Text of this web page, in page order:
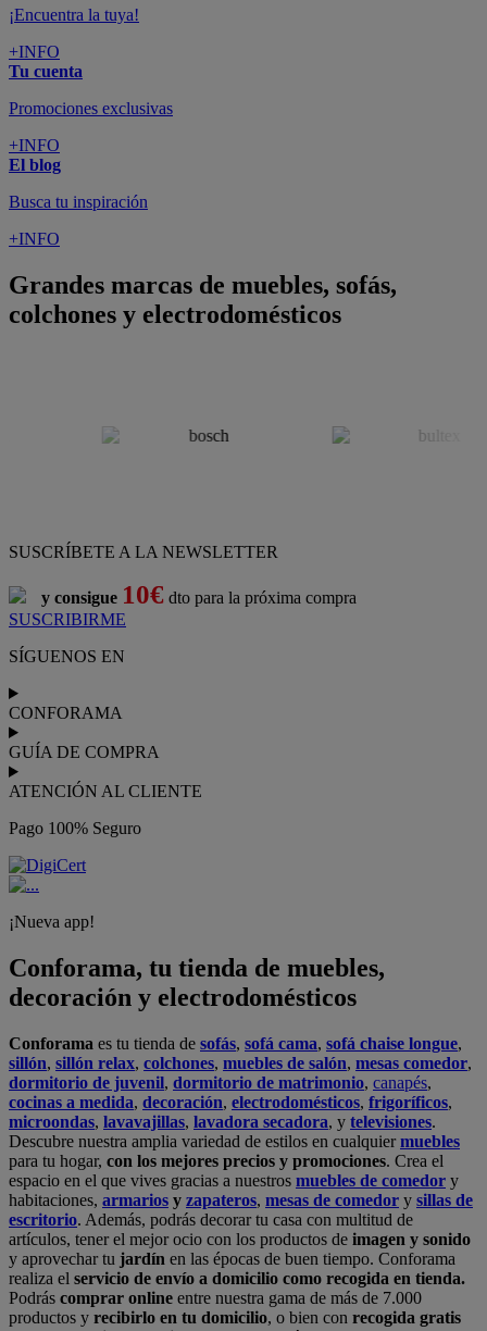
¡Encuentra la tuya!
+INFO
Tu cuenta
Promociones exclusivas
+INFO
El blog
Busca tu inspiración
+INFO
Grandes marcas de muebles, sofás,
colchones y electrodomésticos
SUSCRÍBETE A LA NEWSLETTER
y consigue 10€ dto para la próxima compra
SUSCRIBIRME
SÍGUENOS EN
CONFORAMA
GUÍA DE COMPRA
ATENCIÓN AL CLIENTE
Pago 100% Seguro
¡Nueva app!
Conforama, tu tienda de muebles,
decoración y electrodomésticos
Conforama es tu tienda de sofás, sofá cama, sofá chaise longue,
sillón, sillón relax, colchones, muebles de salón, mesas comedor,
dormitorio de juvenil, dormitorio de matrimonio, canapés,
cocinas a medida, decoración, electrodomésticos, frigoríficos,
microondas, lavavajillas, lavadora secadora, y televisiones.
Descubre nuestra amplia variedad de estilos en cualquiermuebles
para tu hogar, con los mejores precios y promociones. Crea el
espacio en el que vives gracias a nuestros muebles de comedor y
habitaciones, armarios y zapateros, mesas de comedor y sillas de
escritorio. Además, podrás decorar tu casa con multitud de
artículos, tener el mejor ocio con los productos de imagen y sonido
y aprovechar tu jardín en las épocas de buen tiempo. Conforama
realiza el servicio de envío a domicilio como recogida en tienda.
Podrás comprar online entre nuestra gama de más de 7.000
productos y recibirlo en tu domicilio, o bien con recogida gratis